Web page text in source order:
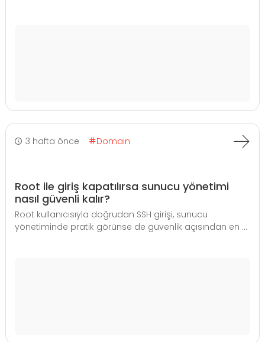
3 hafta önce Domain
Root ile giriş kapatılırsa sunucu yönetimi
nasıl güvenli kalır?
Root kullanıcısıyla doğrudan SSH girişi, sunucu
yönetiminde pratik görünse de güvenlik açısından en ...